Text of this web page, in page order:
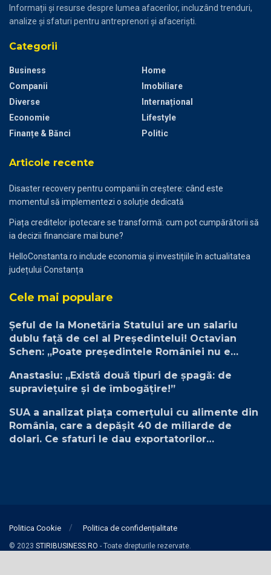
Informații și resurse despre lumea afacerilor, incluzând trenduri,
analize și sfaturi pentru antreprenori și afaceriști.
Categorii
Business
Companii
Diverse
Economie
Finanțe & Bănci
Home
Imobiliare
Internațional
Lifestyle
Politic
Articole recente
Disaster recovery pentru companii în creștere: când este
momentul să implementezi o soluție dedicată
Piața creditelor ipotecare se transformă: cum pot cumpărătorii să
ia decizii financiare mai bune?
HelloConstanta.ro include economia și investițiile în actualitatea
județului Constanța
Cele mai populare
Șeful de la Monetăria Statului are un salariu
dublu față de cel al Președintelui! Octavian
Schen: „Poate președintele României nu e
Anastasiu: „Există două tipuri de șpagă: de
supraviețuire și de îmbogățire!”
SUA a analizat piața comerțului cu alimente din
România, care a depășit 40 de miliarde de
dolari. Ce sfaturi le dau exportatorilor
Politica Cookie Politica de confidențialitate
© 2023 STIRIBUSINESS.RO - Toate drepturile rezervate.